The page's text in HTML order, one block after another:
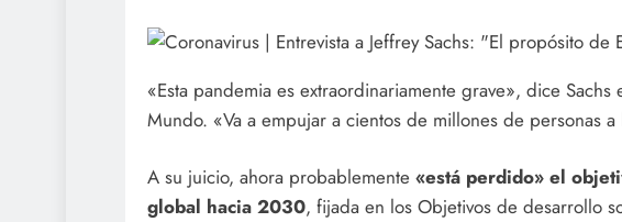
«Esta pandemia es extraordinariamente grave», dice Sachs
Mundo. «Va a empujar a cientos de millones de personas
A su juicio, ahora probablemente «está perdido» el
global hacia 2030, fijada en los Objetivos de desarrollo